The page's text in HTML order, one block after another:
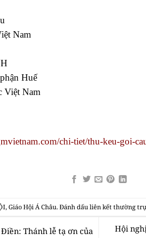
Nam
Huế
Việt Nam
chi-tiet/thu-keu-goi-
,Giáo Hội Á Châu. Đánh dấuliên kết thường
Thánh lễ tạ ơn của
Hội